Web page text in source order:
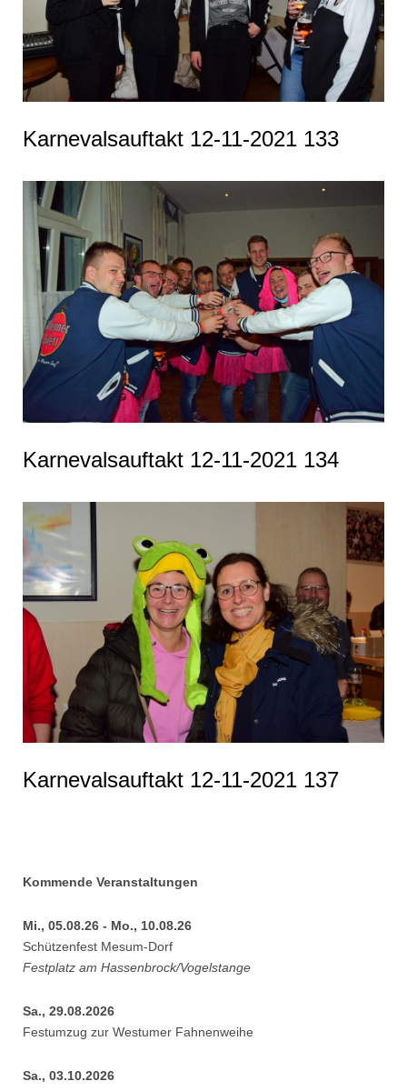
Karnevalsauftakt 12-11-2021 133
Karnevalsauftakt 12-11-2021 134
Karnevalsauftakt 12-11-2021 137
Kommende Veranstaltungen
Mi., 05.08.26 - Mo., 10.08.26
Schützenfest Mesum-Dorf
Festplatz am Hassenbrock/Vogelstange
Sa., 29.08.2026
Festumzug zur Westumer Fahnenweihe
Sa., 03.10.2026